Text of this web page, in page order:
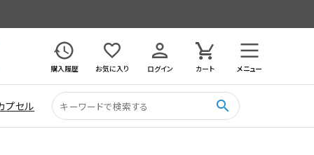
購入履歴
お気に入り ログイン カート メニュー
プセル search